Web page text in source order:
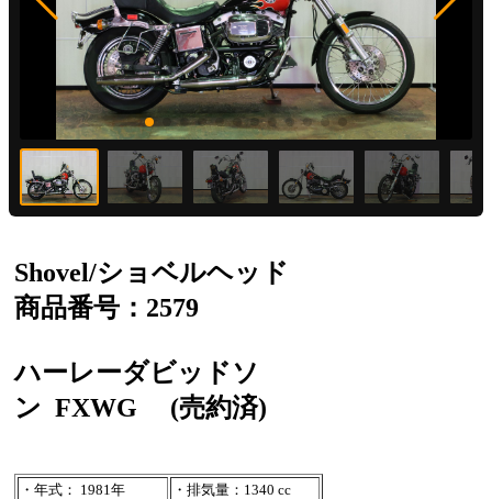
Shovel/ショベルヘッド
商品番号：2579
ハーレーダビッドソ
ン FXWG (売約済)
・年式： 1981年
・排気量：1340 cc